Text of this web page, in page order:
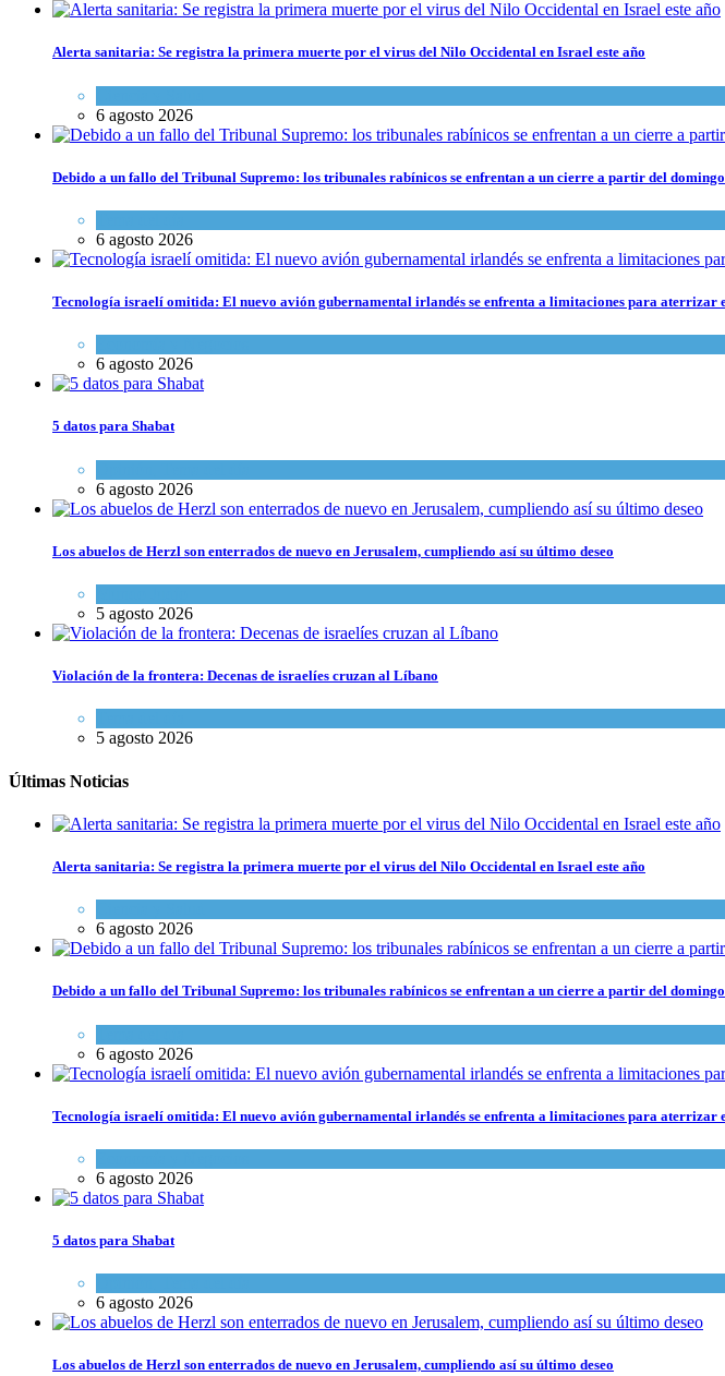
Alerta sanitaria: Se registra la primera muerte por el virus del Nilo Occidental en Israel este año
6 agosto 2026
Debido a un fallo del Tribunal Supremo: los tribunales rabínicos se enfrentan a un cierre a partir del domingo
6 agosto 2026
Tecnología israelí omitida: El nuevo avión gubernamental irlandés se enfrenta a limitaciones para aterrizar
6 agosto 2026
5 datos para Shabat
6 agosto 2026
Los abuelos de Herzl son enterrados de nuevo en Jerusalem, cumpliendo así su último deseo
5 agosto 2026
Violación de la frontera: Decenas de israelíes cruzan al Líbano
5 agosto 2026
Últimas Noticias
Alerta sanitaria: Se registra la primera muerte por el virus del Nilo Occidental en Israel este año
6 agosto 2026
Debido a un fallo del Tribunal Supremo: los tribunales rabínicos se enfrentan a un cierre a partir del domingo
6 agosto 2026
Tecnología israelí omitida: El nuevo avión gubernamental irlandés se enfrenta a limitaciones para aterrizar
6 agosto 2026
5 datos para Shabat
6 agosto 2026
Los abuelos de Herzl son enterrados de nuevo en Jerusalem, cumpliendo así su último deseo